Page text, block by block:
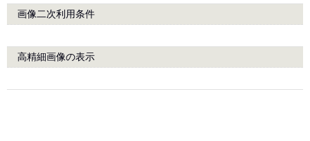
画像二次利用条件
高精細画像の表示